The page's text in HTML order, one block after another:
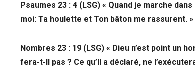
Psaumes 23 : 4 (LSG) « Quand je marche
moi: Ta houlette et Ton bâton me rassurent. »
Nombres 23 : 19 (LSG) « Dieu n’est point un
fera-t-Il pas ? Ce qu’Il a déclaré, ne